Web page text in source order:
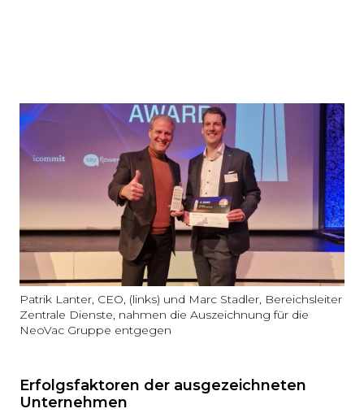
Patrik Lanter, CEO, (links) und Marc Stadler, Bereichsleiter
Zentrale Dienste, nahmen die Auszeichnung für die
NeoVac Gruppe entgegen
Erfolgsfaktoren der ausgezeichneten
Unternehmen